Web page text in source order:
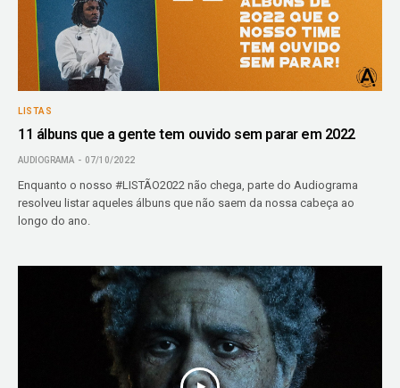
LISTAS
11 álbuns que a gente tem ouvido sem parar em 2022
AUDIOGRAMA 07/10/2022
Enquanto o nosso #LISTÃO2022 não chega, parte do Audiograma
resolveu listar aqueles álbuns que não saem da nossa cabeça ao
longo do ano.